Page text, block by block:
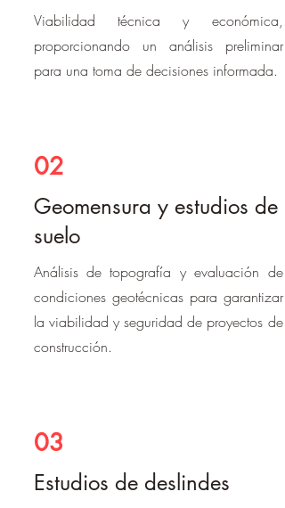
Viabilidad técnica y económica,
proporcionando un análisis preliminar
para una toma de decisiones informada.
02
Geomensura y estudios de
suelo
Análisis de topografía y evaluación de
condiciones geotécnicas para garantizar
la viabilidad y seguridad de proyectos de
construcción.
03
Estudios de deslindes